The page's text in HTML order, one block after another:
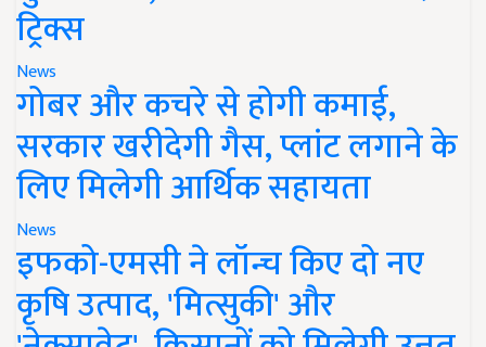
ट्रिक्स
News
गोबर और कचरे से होगी कमाई,
सरकार खरीदेगी गैस, प्लांट लगाने के
लिए मिलेगी आर्थिक सहायता
News
इफको-एमसी ने लॉन्च किए दो नए
कृषि उत्पाद, 'मित्सुकी' और